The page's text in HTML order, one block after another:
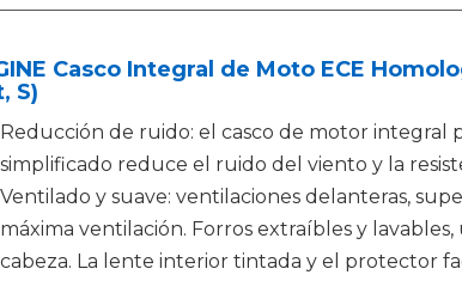
Casco Integral de Moto ECE
S)
Reducción de ruido: el casco de motor integral
simplificado reduce el ruido del viento y la
Ventilado y suave: ventilaciones delanteras,
máxima ventilación. Forros extraíbles y
cabeza. La lente interior tintada y el protector